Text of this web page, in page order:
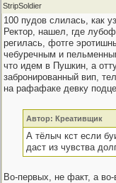
StripSoldier
100 пудов слилась, как
Ректор, нашел, где
регилась, фотге
чебуречным и
что идем в Пушкин, а
забронированный вип,
на рафафаке девку
Автор: Креативщик
А тёлыч кст если
даст из чувства
Во-первых, не факт, а